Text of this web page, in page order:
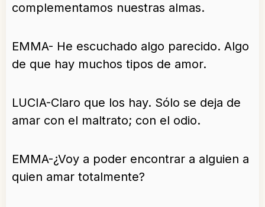
complementamos nuestras almas.
EMMA- He escuchado algo parecido. Algo
de que hay muchos tipos de amor.
LUCIA-Claro que los hay. Sólo se deja de
amar con el maltrato; con el odio.
EMMA-¿Voy a poder encontrar a alguien a
quien amar totalmente?